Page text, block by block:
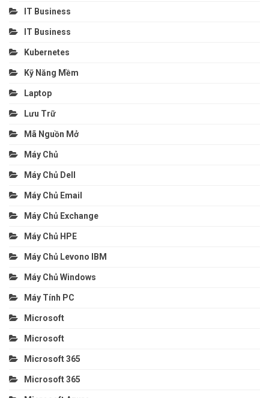
IT Business
IT Business
Kubernetes
Kỹ Năng Mềm
Laptop
Lưu Trữ
Mã Nguồn Mở
Máy Chủ
Máy Chủ Dell
Máy Chủ Email
Máy Chủ Exchange
Máy Chủ HPE
Máy Chủ Levono IBM
Máy Chủ Windows
Máy Tính PC
Microsoft
Microsoft
Microsoft 365
Microsoft 365